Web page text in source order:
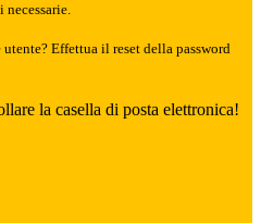
Effettua il reset della password
la casella di posta elettronica!